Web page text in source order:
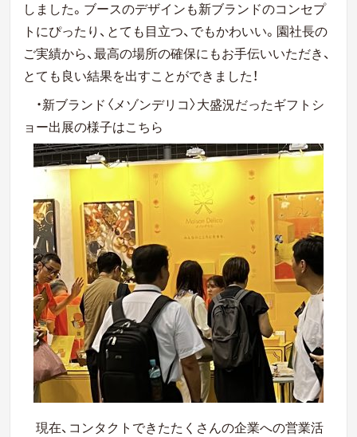
しました。ブースのデザインも新ブランドのコンセプ
トにぴったり、とても目立つ、でもかわいい。園社長の
ご実績から、最高の場所の確保にもお手伝いいただき、
とても良い結果を出すことができました！
・新ブランド〈メゾンデリコ〉大盛況だったギフトシ
ョー出展の様子はこちら
現在、コンタクトできたたくさんの企業への営業活